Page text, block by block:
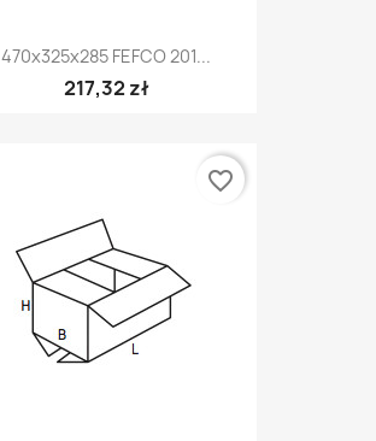
470x325x285 FEFCO 201...
217,32 zł
favorite_border